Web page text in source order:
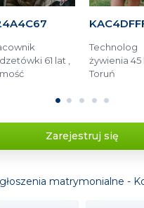
61 lat ,
Technolog
żywienia 45
Toruń
1 2 3 4 5
Zarejestruj się
matrymonialne -